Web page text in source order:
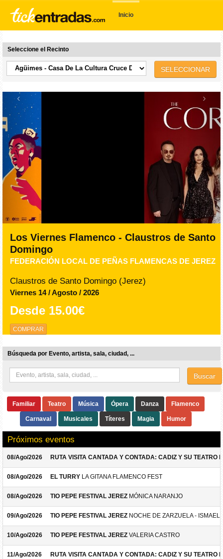
Inicio
Seleccione el Recinto
SELECCIONAR
‹ ›
Los Viernes Flamenco - Claustros de Santo
Domingo
FEDERACIÓN LOCAL DE PEÑAS FLAMENCAS DE JEREZ
Claustros de Santo Domingo (Jerez)
Viernes 14 / Agosto / 2026
Desde 15.00€
COMPRAR
Búsqueda por Evento, artista, sala, ciudad, ...
Buscar
Familiar Teatro Música Ópera Danza Flamenco
Carnaval Musicales Títeres Magia Humor
Próximos eventos
08/Ago/2026 RUTA VISITA CANTADA Y CONTADA: CADIZ Y SU TEATRO
08/Ago/2026 EL TURRY LA GITANA FLAMENCO FEST
08/Ago/2026 TIO PEPE FESTIVAL JEREZ MÓNICA NARANJO
09/Ago/2026 TIO PEPE FESTIVAL JEREZ NOCHE DE ZARZUELA -
10/Ago/2026 TIO PEPE FESTIVAL JEREZ VALERIA CASTRO
11/Ago/2026 RUTA VISITA CANTADA Y CONTADA: CADIZ Y SU TEATRO